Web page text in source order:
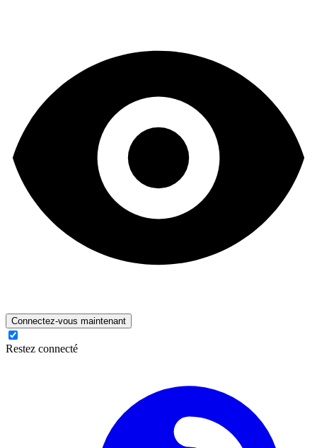
Connectez-vous maintenant
Restez connecté